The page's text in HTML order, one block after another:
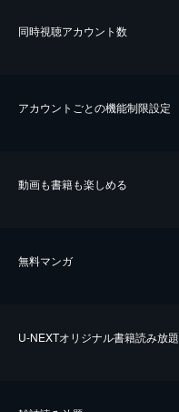
同時視聴アカウント数
アカウントごとの機能制限設定
動画も書籍も楽しめる
無料マンガ
U-NEXTオリジナル書籍読み放題